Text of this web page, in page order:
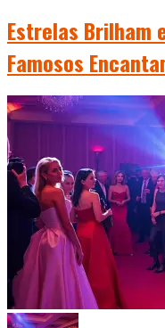
Estrelas Brilham
Famosos